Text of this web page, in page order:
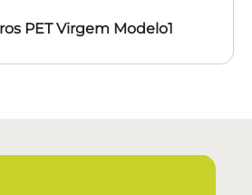
PET Virgem Modelo1